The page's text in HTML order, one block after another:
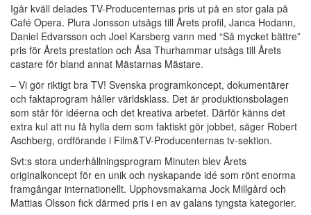
Igår kväll delades TV-Producenternas pris ut på en stor gala på
Café Opera. Plura Jonsson utsågs till Årets profil, Janca Hodann,
Daniel Edvarsson och Joel Karsberg vann med “Så mycket bättre”
pris för Årets prestation och Åsa Thurhammar utsågs till Årets
castare för bland annat Mästarnas Mästare.
– Vi gör riktigt bra TV! Svenska programkoncept, dokumentärer
och faktaprogram håller världsklass. Det är produktionsbolagen
som står för idéerna och det kreativa arbetet. Därför känns det
extra kul att nu få hylla dem som faktiskt gör jobbet, säger Robert
Aschberg, ordförande i Film&TV-Producenternas tv-sektion.
Svt:s stora underhållningsprogram Minuten blev Årets
originalkoncept för en unik och nyskapande idé som rönt enorma
framgångar internationellt. Upphovsmakarna Jock Millgård och
Mattias Olsson fick därmed pris i en av galans tyngsta kategorier.